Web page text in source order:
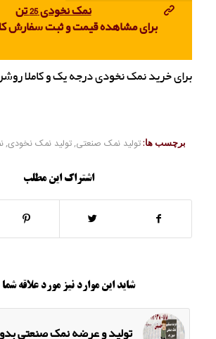
نمک نخودی 25 تن
برای مشاهده قیمت و ثبت سفارش
برای خرید نمک نخودی درجه یک و کاملا
برچسب ها: تولید نمک صنعتی,تولید نمک نخودی,
اشتراک این مطلب
شاید این موارد نیز مورد علاقه شما
تولید و عرضه نمک صنعتی